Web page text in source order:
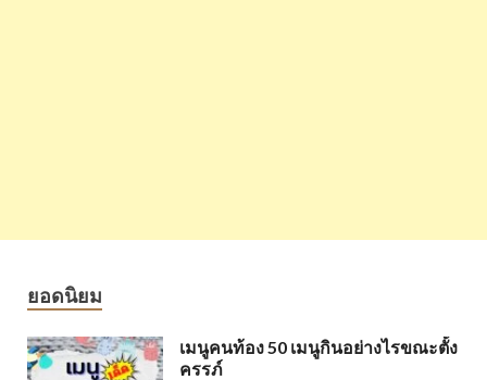
ยอดนิยม
เมนูคนท้อง 50 เมนูกินอย่างไรขณะตั้ง
ครรภ์